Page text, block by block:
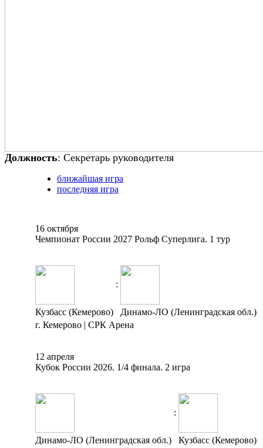
Должность: Секретарь руководителя
ближайшая игра
последняя игра
16 октября
Чемпионат России 2027 Рольф Суперлига. 1 тур
:
Кузбасс (Кемерово)
Динамо-ЛО (Ленинградская обл.)
г. Кемерово | СРК Арена
12 апреля
Кубок России 2026. 1/4 финала. 2 игра
:
Динамо-ЛО (Ленинградская обл.) Кузбасс (Кемерово)